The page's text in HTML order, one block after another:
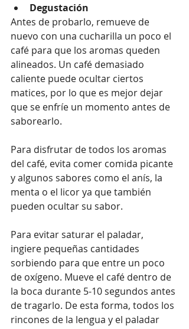
Degustación
Antes de probarlo, remueve de
nuevo con una cucharilla un poco el
café para que los aromas queden
alineados. Un café demasiado
caliente puede ocultar ciertos
matices, por lo que es mejor dejar
que se enfríe un momento antes de
saborearlo.
Para disfrutar de todos los aromas
del café, evita comer comida picante
y algunos sabores como el anís, la
menta o el licor ya que también
pueden ocultar su sabor.
Para evitar saturar el paladar,
ingiere pequeñas cantidades
sorbiendo para que entre un poco
de oxígeno. Mueve el café dentro de
la boca durante 5-10 segundos antes
de tragarlo. De esta forma, todos los
rincones de la lengua y el paladar